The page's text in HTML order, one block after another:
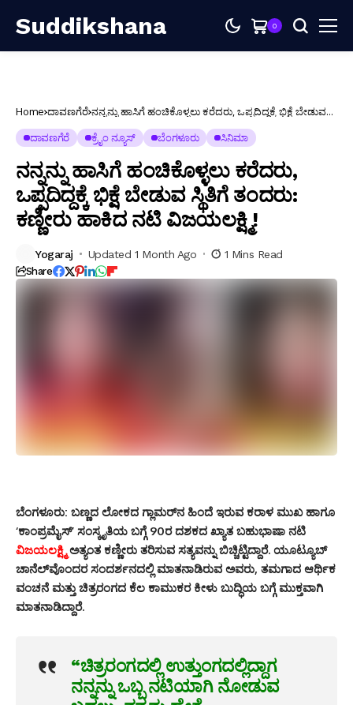
Suddikshana 0
Home ದಾವಣಗೆರೆ ನನ್ನನ್ನು ಹಾಸಿಗೆ ಹಂಚಿಕೊಳ್ಳಲು ಕರೆದರು, ಒಪ್ಪದಿದ್ದಕ್ಕೆ ಭಿಕ್ಷೆ ಬೇಡುವ
ದಾವಣಗೆರೆ ಕ್ರೈಂ ನ್ಯೂಸ್ ಬೆಂಗಳೂರು ಸಿನಿಮಾ
ನನ್ನನ್ನು ಹಾಸಿಗೆ ಹಂಚಿಕೊಳ್ಳಲು ಕರೆದರು,
ಒಪ್ಪದಿದ್ದಕ್ಕೆ ಭಿಕ್ಷೆ ಬೇಡುವ ಸ್ಥಿತಿಗೆ ತಂದರು:
ಕಣ್ಣೀರು ಹಾಕಿದ ನಟಿ ವಿಜಯಲಕ್ಷ್ಮಿ!
Yogaraj Updated 1 Month Ago 1 Mins Read
Share
ಬೆಂಗಳೂರು: ಬಣ್ಣದ ಲೋಕದ ಗ್ಲಾಮರ್‌ನ ಹಿಂದೆ ಇರುವ ಕರಾಳ ಮುಖ ಹಾಗೂ
‘ಕಾಂಪ್ರಮೈಸ್’ ಸಂಸ್ಕೃತಿಯ ಬಗ್ಗೆ 90ರ ದಶಕದ ಖ್ಯಾತ ಬಹುಭಾಷಾ ನಟಿ
ವಿಜಯಲಕ್ಷ್ಮಿಅತ್ಯಂತ ಕಣ್ಣೀರು ತರಿಸುವ ಸತ್ಯವನ್ನು ಬಿಚ್ಚಿಟ್ಟಿದ್ದಾರೆ. ಯೂಟ್ಯೂಬ್
ಚಾನೆಲ್‌ವೊಂದರ ಸಂದರ್ಶನದಲ್ಲಿ ಮಾತನಾಡಿರುವ ಅವರು, ತಮಗಾದ ಆರ್ಥಿಕ
ವಂಚನೆ ಮತ್ತು ಚಿತ್ರರಂಗದ ಕೆಲ ಕಾಮುಕರ ಕೀಳು ಬುದ್ಧಿಯ ಬಗ್ಗೆ ಮುಕ್ತವಾಗಿ
ಮಾತನಾಡಿದ್ದಾರೆ.
“ಚಿತ್ರರಂಗದಲ್ಲಿ ಉತ್ತುಂಗದಲ್ಲಿದ್ದಾಗ
ನನ್ನನ್ನು ಒಬ್ಬ ನಟಿಯಾಗಿ ನೋಡುವ